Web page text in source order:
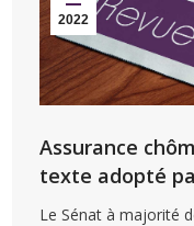
2022
Assurance
texte adopté
Le Sénat à majorité